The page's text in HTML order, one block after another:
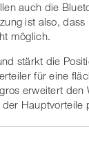
auch die
ist also,
möglich.
stärkt die
für eine
erweitert